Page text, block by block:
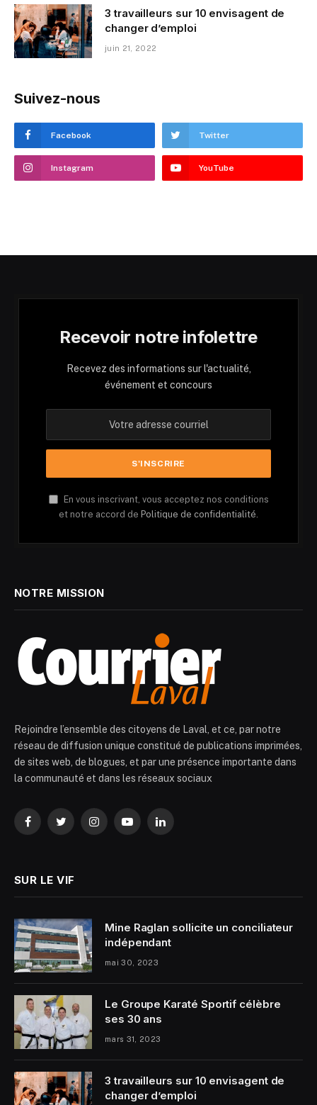
3 travailleurs sur 10 envisagent de
changer d’emploi
juin 21, 2022
Suivez-nous
Facebook Twitter
Instagram YouTube
Recevoir notre infolettre
Recevez des informations sur l'actualité,
événement et concours
En vous inscrivant, vous acceptez nos conditions
et notre accord de Politique de confidentialité.
NOTRE MISSION
Rejoindre l’ensemble des citoyens de Laval, et ce, par notre
réseau de diffusion unique constitué de publications imprimées,
de sites web, de blogues, et par une présence importante dans
la communauté et dans les réseaux sociaux
FacebookTwitterInstagramYouTubeLinkedIn
SUR LE VIF
Mine Raglan sollicite un conciliateur
indépendant
mai 30, 2023
Le Groupe Karaté Sportif célèbre
ses 30 ans
mars 31, 2023
3 travailleurs sur 10 envisagent de
changer d’emploi